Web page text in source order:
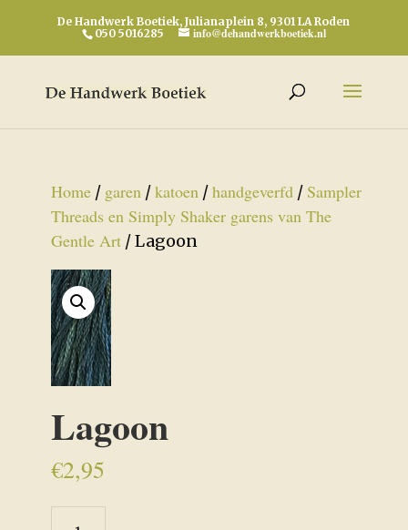
De Handwerk Boetiek, Julianaplein 8, 9301 LA Roden
050 5016285
info@dehandwerkboetiek.nl
Home/ garen/katoen/handgeverfd/ Sampler
Threads en Simply Shaker garens van The
Gentle Art/ Lagoon
Lagoon
€2,95